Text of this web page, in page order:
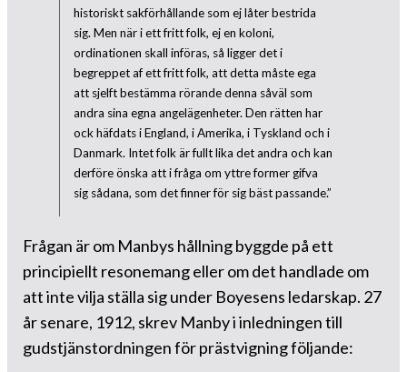
historiskt sakförhållande som ej låter bestrida
sig. Men när i ett fritt folk, ej en koloni,
ordinationen skall införas, så ligger det i
begreppet af ett fritt folk, att detta måste ega
att sjelft bestämma rörande denna såväl som
andra sina egna angelägenheter. Den rätten har
ock häfdats i England, i Amerika, i Tyskland och i
Danmark. Intet folk är fullt lika det andra och kan
derföre önska att i fråga om yttre former gifva
sig sådana, som det finner för sig bäst passande.”
Frågan är om Manbys hållning byggde på ett
principiellt resonemang eller om det handlade om
att inte vilja ställa sig under Boyesens ledarskap. 27
år senare, 1912, skrev Manby i inledningen till
gudstjänstordningen för prästvigning följande: